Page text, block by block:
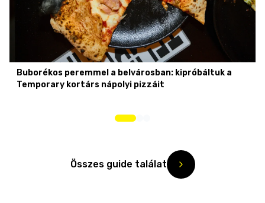
Buborékos peremmel a belvárosban: kipróbáltuk a
Temporary kortárs nápolyi pizzáit
Összes guide találat